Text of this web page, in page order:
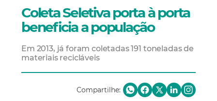
Coleta Seletiva porta à porta
beneficia a população
Em 2013, já foram coletadas 191 toneladas de
materiais recicláveis
Compartilhe: